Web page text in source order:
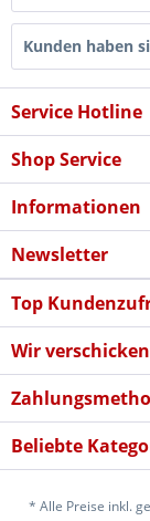
Kunden haben
Service Hotline
Shop Service
Informationen
Newsletter
Top
Wir
Beliebte
* Alle Preise inkl.